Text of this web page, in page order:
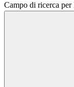
Campo di ricerca per